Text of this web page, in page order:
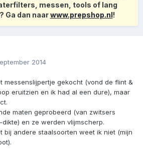
messen, tools of lang
Ga dan naarwww.prepshop.nl!
2014
messenslijpertje gekocht (vond de flint &
eruitzien en ik had al een dure), maar
maten geprobeerd (van zwitsers
en ze werden vlijmscherp.
bij andere staalsoorten weet ik niet (mijn